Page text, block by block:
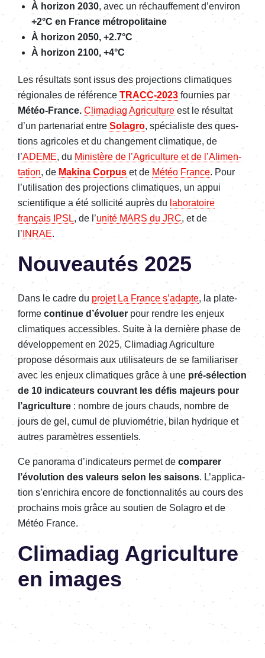
À hori­zon 2030, avec un réchauf­fe­ment d’en­vi­ron
+2°C en France métro­po­li­taine
À hori­zon 2050, +2.7°C
À hori­zon 2100, +4°C
Les résul­tats sont issus des projec­tions clima­tiques
régio­nales de réfé­rence TRACC-2023 four­nies par
Météo-France. Clima­diag Agri­cul­ture est le résul­tat
d’un parte­na­riat entre Sola­gro, spécia­liste des ques­
tions agri­coles et du chan­ge­ment clima­tique, de
l’ADEME, du Minis­tère de l’Agri­cul­ture et de l’Ali­men­
ta­tion, deMakina Corpus et de Météo France. Pour
l’uti­li­sa­tion des projec­tions clima­tiques, un appui
scien­ti­fique a été solli­cité auprès du labo­ra­toire
français IPSL, de l’unité MARS du JRC, et de
l’ INRAE.
Nouveau­tés 2025
Dans le cadre du projet La France s’adapte, la plate­
forme conti­nue d’évo­luer pour rendre les enjeux
clima­tiques acces­sibles. Suite à la dernière phase de
déve­lop­pe­ment en 2025, Clima­diag Agri­cul­ture
propose désor­mais aux utili­sa­teurs de se fami­lia­ri­ser
avec les enjeux clima­tiques grâce à une pré-sélec­tion
de 10 indi­ca­teurs couvrant les défis majeurs pour
l’agri­cul­ture : nombre de jours chauds, nombre de
jours de gel, cumul de pluvio­mé­trie, bilan hydrique et
autres para­mètres essen­tiels.
Ce pano­rama d’in­di­ca­teurs permet de compa­rer
l’évo­lu­tion des valeurs selon les saisons. L’ap­pli­ca­
tion s’en­ri­chira encore de fonc­tion­na­li­tés au cours des
prochains mois grâce au soutien de Sola­gro et de
Météo France.
Clima­diag Agri­cul­ture
en images